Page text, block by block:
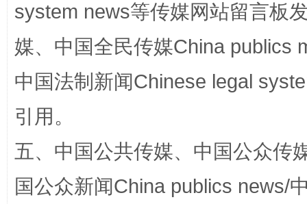
system news等传媒网站留言板
媒、中国全民传媒China publics
中国法制新闻Chinese legal
引用。
五、中国公共传媒、中国公众传
国公众新闻China publics news/